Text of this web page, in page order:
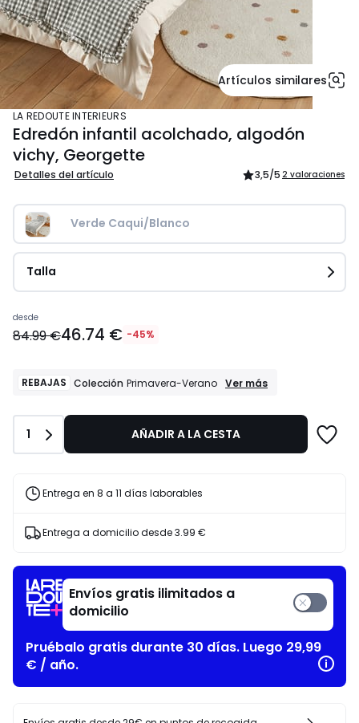
Artículos similares
LA REDOUTE INTERIEURS
Edredón infantil acolchado, algodón
vichy, Georgette
Detalles del artículo 3,5/5 2 valoraciones
Verde Caqui/Blanco
Talla
Precio
a
46.74
en
lugar
45%
aplicado.
desde
84.99 €46.74 € -45%
REBAJAS Colección Primavera-Verano REBAJAS
Ver más
Cantidad
1 AÑADIR A LA CESTA
Entrega en 8 a 11 días laborables
Entrega a domicilio desde3.99 €
Envíos gratis ilimitados a
domicilio
Pruébalo gratis durante 30 días. Luego 29,99
€ / año.